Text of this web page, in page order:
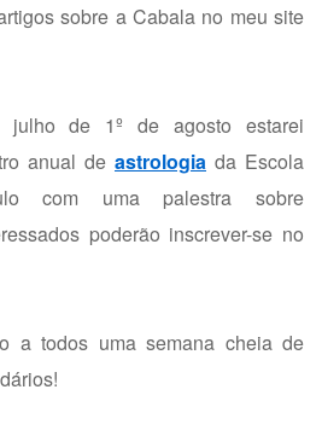
sobre a Cabala no meu site
de 1º de agosto estarei
anual de astrologia da Escola
com uma palestra sobre
poderão inscrever-se no
a todos uma semana cheia de